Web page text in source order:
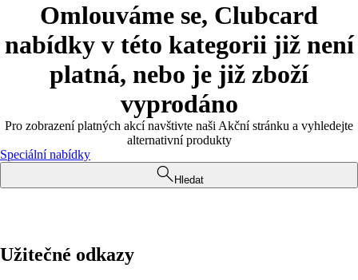
Omlouváme se, Clubcard
nabídky v této kategorii již není
platná, nebo je již zboží
vyprodáno
Pro zobrazení platných akcí navštivte naši Akční stránku a vyhledejte
alternativní produkty
Speciální nabídky
Hledat
Užitečné odkazy